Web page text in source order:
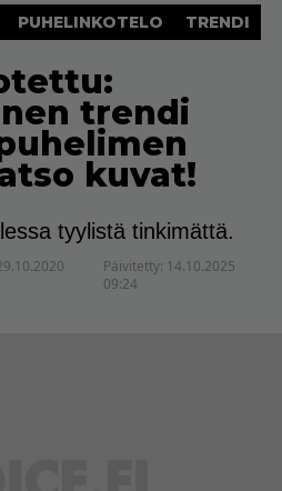
PUHELINKOTELO TRENDI
trendi
kuvat!
tyylistä tinkimättä.
Päivitetty: 14.10.2025
09:24